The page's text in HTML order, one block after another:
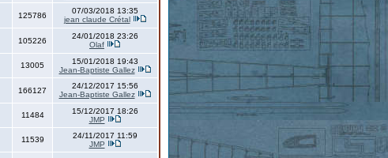
125786
07/03/2018 13:35
jean claude Crétal
105226
24/01/2018 23:26
Olaf
13005
15/01/2018 19:43
Jean-Baptiste Gallez
166127
24/12/2017 15:56
Jean-Baptiste Gallez
11484
15/12/2017 18:26
JMP
11539
24/11/2017 11:59
JMP